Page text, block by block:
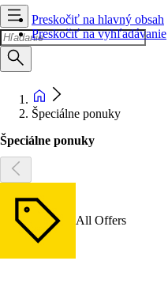
Preskočiť na hlavný obsah
Preskočiť na vyhľadávanie
Špeciálne ponuky
Špeciálne ponuky
All Offers